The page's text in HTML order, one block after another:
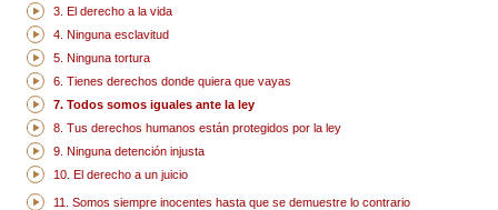
3. El derecho a la vida
4. Ninguna esclavitud
5. Ninguna tortura
6. Tienes derechos donde quiera que vayas
7. Todos somos iguales ante la ley
8. Tus derechos humanos están protegidos por la ley
9. Ninguna detención injusta
10. El derecho a un juicio
11. Somos siempre inocentes hasta que se demuestre lo contrario